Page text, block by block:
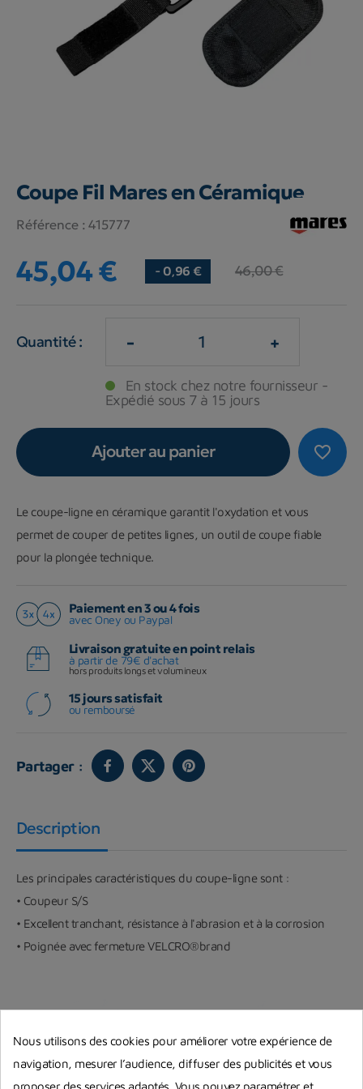
Coupe Fil Mares en Céramique
Référence : 415777
45,04 € - 0,96 € 46,00 €
Quantité : - +
En stock chez notre fournisseur -
Expédié sous 7 à 15 jours
favorite_border
Ajouter au panier
Le coupe-ligne en céramique garantit l'oxydation et vous
permet de couper de petites lignes, un outil de coupe fiable
pour la plongée technique.
Paiement en 3 ou 4 fois
avec Oney ou Paypal
Livraison gratuite en point relais
à partir de 79€ d'achat
hors produits longs et volumineux
15 jours satisfait
ou remboursé
Partager :
Description
Les principales caractéristiques du coupe-ligne sont :
• Coupeur S/S
• Excellent tranchant, résistance à l'abrasion et à la corrosion
• Poignée avec fermeture VELCRO®brand
Nous utilisons des cookies pour améliorer votre expérience de
navigation, mesurer l’audience, diffuser des publicités et vous
proposer des services adaptés. Vous pouvez paramétrer et